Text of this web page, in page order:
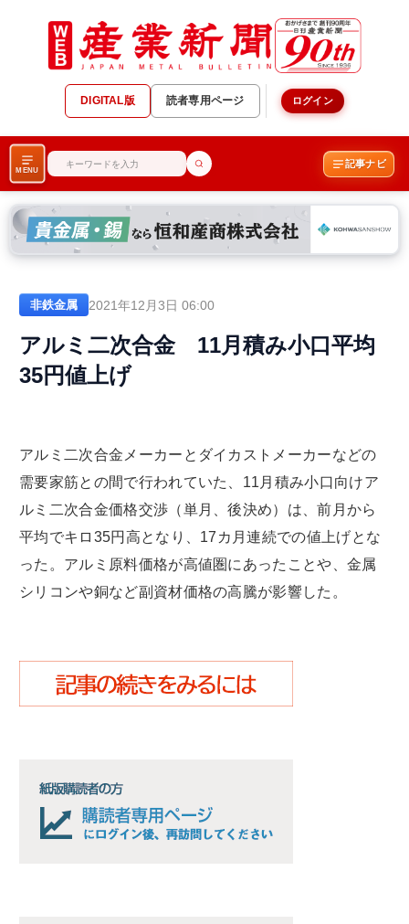
DIGITAL版 読者専用ページ ログイン
MENU
記事ナビ
非鉄金属 2021年12月3日 06:00
アルミ二次合金 11月積み小口平均
35円値上げ
アルミ二次合金メーカーとダイカストメーカーなどの
需要家筋との間で行われていた、11月積み小口向けア
ルミ二次合金価格交渉（単月、後決め）は、前月から
平均でキロ35円高となり、17カ月連続での値上げとな
った。アルミ原料価格が高値圏にあったことや、金属
シリコンや銅など副資材価格の高騰が影響した。